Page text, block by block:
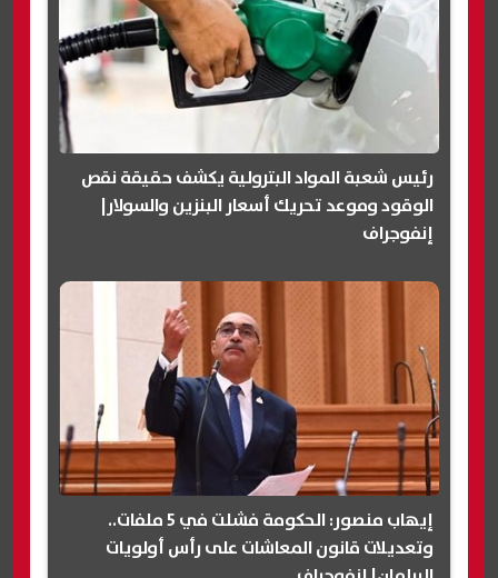
رئيس شعبة المواد البترولية يكشف حقيقة نقص
الوقود وموعد تحريك أسعار البنزين والسولار|
إنفوجراف
إيهاب منصور: الحكومة فشلت في 5 ملفات..
وتعديلات قانون المعاشات على رأس أولويات